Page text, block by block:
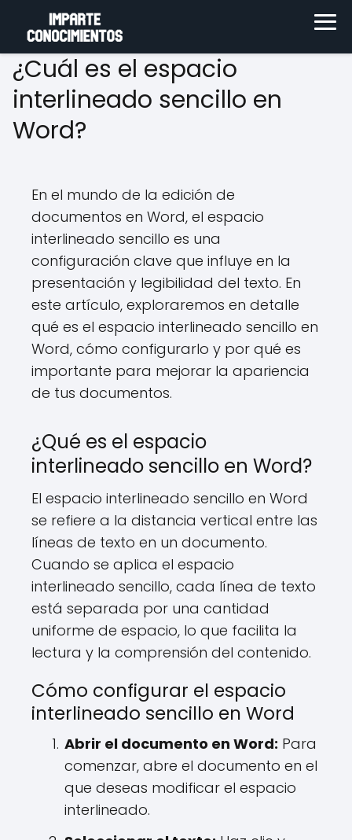
¿Cuál es el espacio
interlineado sencillo en
Word?
En el mundo de la edición de
documentos en Word, el espacio
interlineado sencillo es una
configuración clave que influye en la
presentación y legibilidad del texto. En
este artículo, exploraremos en detalle
qué es el espacio interlineado sencillo en
Word, cómo configurarlo y por qué es
importante para mejorar la apariencia
de tus documentos.
¿Qué es el espacio
interlineado sencillo en Word?
El espacio interlineado sencillo en Word
se refiere a la distancia vertical entre las
líneas de texto en un documento.
Cuando se aplica el espacio
interlineado sencillo, cada línea de texto
está separada por una cantidad
uniforme de espacio, lo que facilita la
lectura y la comprensión del contenido.
Cómo configurar el espacio
interlineado sencillo en Word
Abrir el documento en Word: Para
comenzar, abre el documento en el
que deseas modificar el espacio
interlineado.